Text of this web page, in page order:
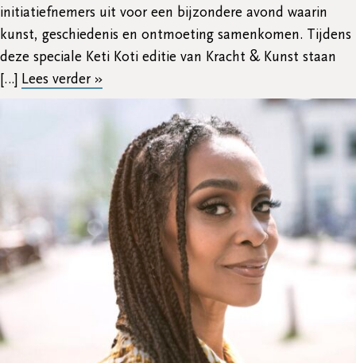
initiatiefnemers uit voor een bijzondere avond waarin
kunst, geschiedenis en ontmoeting samenkomen. Tijdens
deze speciale Keti Koti editie van Kracht & Kunst staan
[…] Lees verder »